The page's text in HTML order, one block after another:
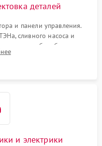
деталей
и панели управления.
сливного насоса и
барабана и
люка на разрывы.
и электрики